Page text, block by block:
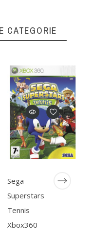
CATEGORIE
Sega
Superstars
Tennis
Xbox360